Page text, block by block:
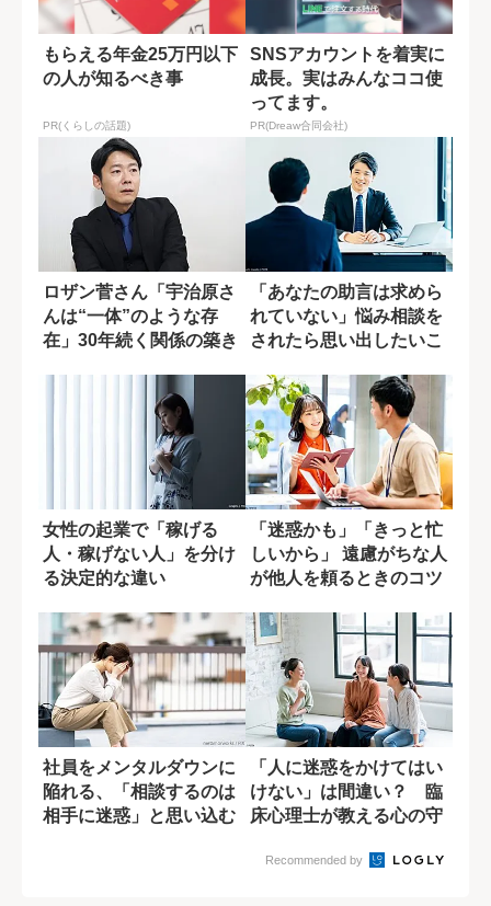
もらえる年金25万円以下
の人が知るべき事
PR(くらしの話題)
SNSアカウントを着実に
成長。実はみんなココ使
ってます。
PR(Dreaw合同会社)
ロザン菅さん「宇治原さ
んは“一体”のような存
在」30年続く関係の築き
「あなたの助言は求めら
れていない」悩み相談を
されたら思い出したいこ
女性の起業で「稼げる
人・稼げない人」を分け
る決定的な違い
「迷惑かも」「きっと忙
しいから」 遠慮がちな人
が他人を頼るときのコツ
社員をメンタルダウンに
陥れる、「相談するのは
相手に迷惑」と思い込む
「人に迷惑をかけてはい
けない」は間違い？ 臨
床心理士が教える心の守
Recommended by